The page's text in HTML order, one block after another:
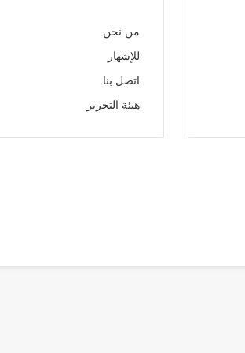
من نحن
للإشهار
اتصل بنا
هيئة التحرير